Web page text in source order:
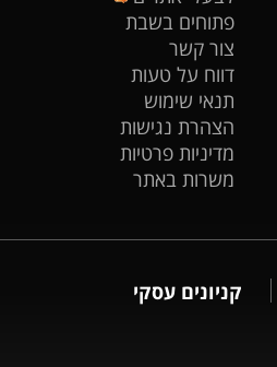
פתוחים בשבת
צור קשר
דווח על טעות
תנאי שימוש
הצהרת נגישות
מדיניות פרטיות
משרות באתר
קניונים עסקי